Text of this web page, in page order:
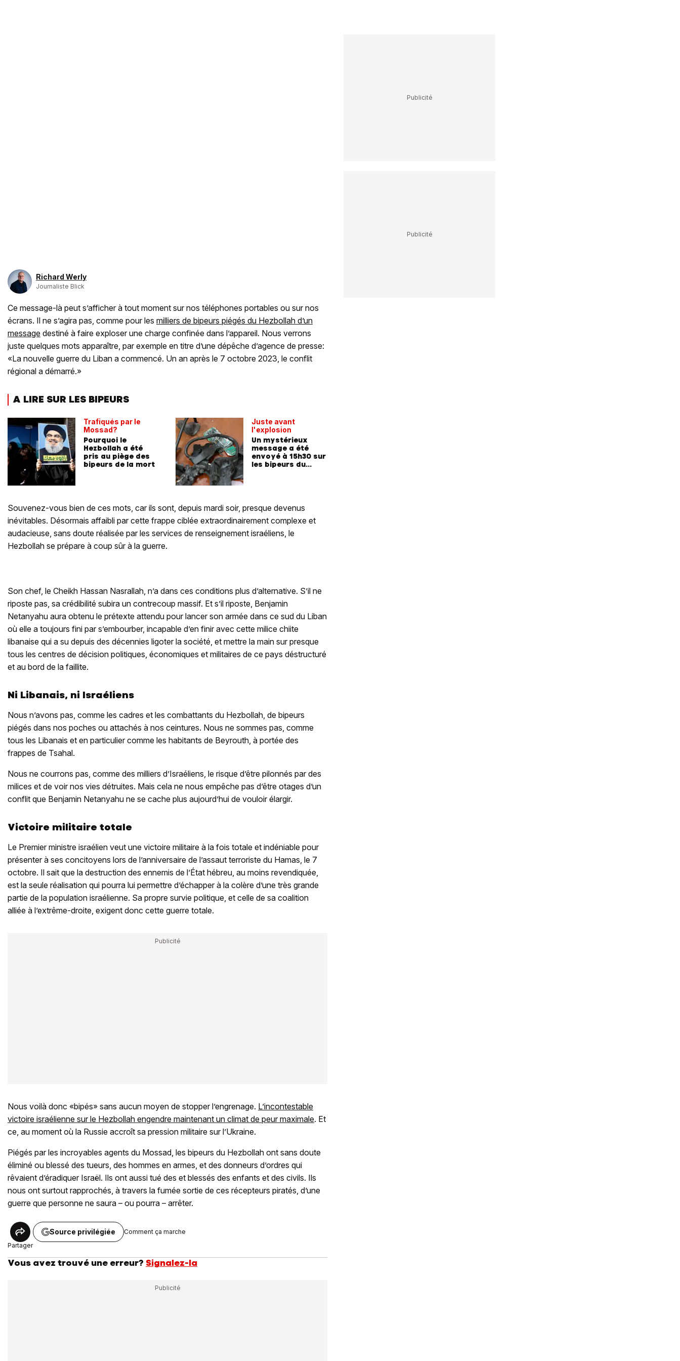
Richard Werly
Journaliste Blick
Ce message-là peut s’afficher à tout moment sur nos téléphones portables ou sur nos
écrans. Il ne s’agira pas, comme pour les milliers de bipeurs piégés du Hezbollah d’un
message destiné à faire exploser une charge confinée dans l’appareil. Nous verrons
juste quelques mots apparaître, par exemple en titre d’une dépêche d’agence de presse:
«La nouvelle guerre du Liban a commencé. Un an après le 7 octobre 2023, le conflit
régional a démarré.»
A LIRE SUR LES BIPEURS
Trafiqués par le
Mossad?
Pourquoi le
Hezbollah a été
pris au piège des
bipeurs de la mort
Juste avant
l'explosion
Un mystérieux
message a été
envoyé à 15h30 sur
les bipeurs du
Souvenez-vous bien de ces mots, car ils sont, depuis mardi soir, presque devenus
inévitables. Désormais affaibli par cette frappe ciblée extraordinairement complexe et
audacieuse, sans doute réalisée par les services de renseignement israéliens, le
Hezbollah se prépare à coup sûr à la guerre.
Son chef, le Cheikh Hassan Nasrallah, n’a dans ces conditions plus d’alternative. S’il ne
riposte pas, sa crédibilité subira un contrecoup massif. Et s’il riposte, Benjamin
Netanyahu aura obtenu le prétexte attendu pour lancer son armée dans ce sud du Liban
où elle a toujours fini par s’embourber, incapable d’en finir avec cette milice chiite
libanaise qui a su depuis des décennies ligoter la société, et mettre la main sur presque
tous les centres de décision politiques, économiques et militaires de ce pays déstructuré
et au bord de la faillite.
Ni Libanais, ni Israéliens
Nous n’avons pas, comme les cadres et les combattants du Hezbollah, de bipeurs
piégés dans nos poches ou attachés à nos ceintures. Nous ne sommes pas, comme
tous les Libanais et en particulier comme les habitants de Beyrouth, à portée des
frappes de Tsahal.
Nous ne courrons pas, comme des milliers d’Israéliens, le risque d’être pilonnés par des
milices et de voir nos vies détruites. Mais cela ne nous empêche pas d’être otages d’un
conflit que Benjamin Netanyahu ne se cache plus aujourd’hui de vouloir élargir.
Victoire militaire totale
Le Premier ministre israélien veut une victoire militaire à la fois totale et indéniable pour
présenter à ses concitoyens lors de l’anniversaire de l’assaut terroriste du Hamas, le 7
octobre. Il sait que la destruction des ennemis de l’État hébreu, au moins revendiquée,
est la seule réalisation qui pourra lui permettre d’échapper à la colère d’une très grande
partie de la population israélienne. Sa propre survie politique, et celle de sa coalition
alliée à l’extrême-droite, exigent donc cette guerre totale.
Nous voilà donc «bipés» sans aucun moyen de stopper l’engrenage. L’incontestable
victoire israélienne sur le Hezbollah engendre maintenant un climat de peur maximale. Et
ce, au moment où la Russie accroît sa pression militaire sur l’Ukraine.
Piégés par les incroyables agents du Mossad, les bipeurs du Hezbollah ont sans doute
éliminé ou blessé des tueurs, des hommes en armes, et des donneurs d’ordres qui
rêvaient d’éradiquer Israël. Ils ont aussi tué des et blessés des enfants et des civils. Ils
nous ont surtout rapprochés, à travers la fumée sortie de ces récepteurs piratés, d’une
guerre que personne ne saura – ou pourra – arrêter.
Partager
Source privilégiée Comment ça marche
Vous avez trouvé une erreur? Signalez-la